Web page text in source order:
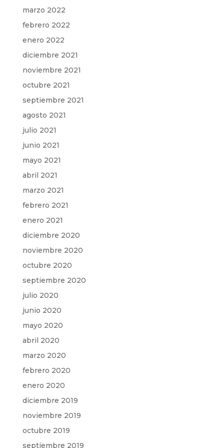
marzo 2022
febrero 2022
enero 2022
diciembre 2021
noviembre 2021
octubre 2021
septiembre 2021
agosto 2021
julio 2021
junio 2021
mayo 2021
abril 2021
marzo 2021
febrero 2021
enero 2021
diciembre 2020
noviembre 2020
octubre 2020
septiembre 2020
julio 2020
junio 2020
mayo 2020
abril 2020
marzo 2020
febrero 2020
enero 2020
diciembre 2019
noviembre 2019
octubre 2019
septiembre 2019